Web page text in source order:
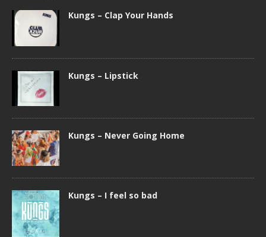
Kungs – Clap Your Hands
Kungs – Lipstick
Kungs – Never Going Home
Kungs – I feel so bad